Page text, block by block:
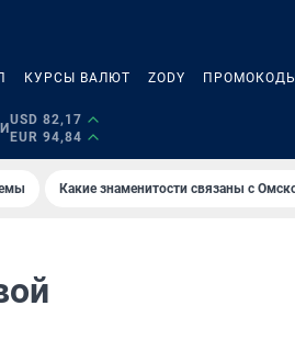
КУРСЫ ВАЛЮТ ZODY ПРОМОКОДЫ
USD 82,17
EUR 94,84
Какие знаменитости связаны с